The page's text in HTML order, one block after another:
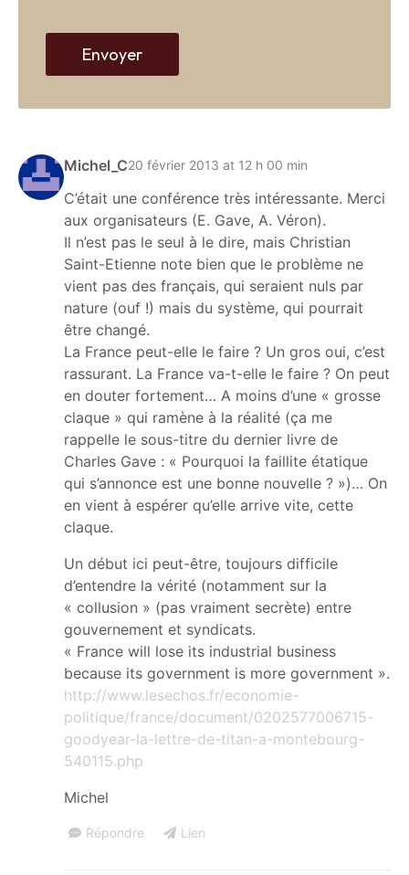
Michel_C20 février 2013 at 12 h 00 min
C’était une conférence très intéressante. Merci
aux organisateurs (E. Gave, A. Véron).
Il n’est pas le seul à le dire, mais Christian
Saint-Etienne note bien que le problème ne
vient pas des français, qui seraient nuls par
nature (ouf !) mais du système, qui pourrait
être changé.
La France peut-elle le faire ? Un gros oui, c’est
rassurant. La France va-t-elle le faire ? On peut
en douter fortement… A moins d’une « grosse
claque » qui ramène à la réalité (ça me
rappelle le sous-titre du dernier livre de
Charles Gave : « Pourquoi la faillite étatique
qui s’annonce est une bonne nouvelle ? »)… On
en vient à espérer qu’elle arrive vite, cette
claque.
Un début ici peut-être, toujours difficile
d’entendre la vérité (notamment sur la
« collusion » (pas vraiment secrète) entre
gouvernement et syndicats.
« France will lose its industrial business
because its government is more government ».
http://www.lesechos.fr/economie-
politique/france/document/0202577006715-
goodyear-la-lettre-de-titan-a-montebourg-
540115.php
Michel
Répondre Lien
b
Envoyer